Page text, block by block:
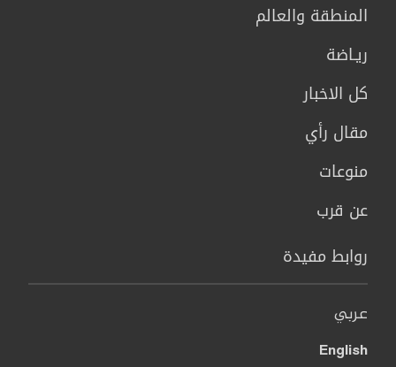
المنطقة والعالم
ريـاضة
كل الاخبار
مقال رأي
منوعات
عن قرب
روابط مفيدة
عربي
English